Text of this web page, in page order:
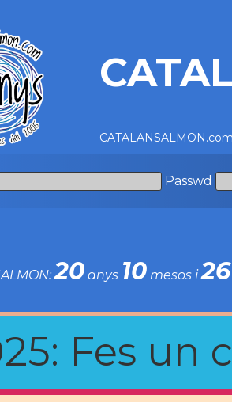
Passwd
20anys 10mesos i26
Fes un